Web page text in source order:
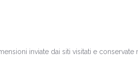
inviate dai siti visitati e